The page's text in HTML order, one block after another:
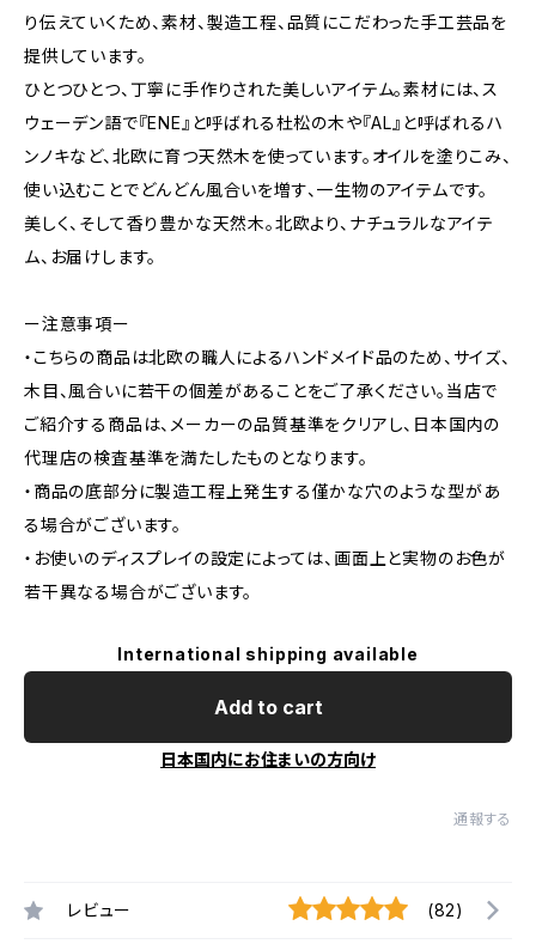
り伝えていくため、素材、製造工程、品質にこだわった手工芸品を
提供しています。
ひとつひとつ、丁寧に手作りされた美しいアイテム。素材には、ス
ウェーデン語で『ENE』と呼ばれる杜松の木や『AL』と呼ばれるハ
ンノキなど、北欧に育つ天然木を使っています。オイルを塗りこみ、
使い込むことでどんどん風合いを増す、一生物のアイテムです。
美しく、そして香り豊かな天然木。北欧より、ナチュラルなアイテ
ム、お届けします。
ー注意事項ー
・こちらの商品は北欧の職人によるハンドメイド品のため、サイズ、
木目、風合いに若干の個差があることをご了承ください。当店で
ご紹介する商品は、メーカーの品質基準をクリアし、日本国内の
代理店の検査基準を満たしたものとなります。
・商品の底部分に製造工程上発生する僅かな穴のような型があ
る場合がございます。
・お使いのディスプレイの設定によっては、画面上と実物のお色が
若干異なる場合がございます。
International shipping available
Add to cart
日本国内にお住まいの方向け
通報する
レビュー (82)